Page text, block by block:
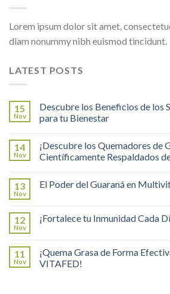
Lorem ipsum dolor sit amet,
diam nonummy nibh euismod tincidunt.
LATEST POSTS
15
Nov
Descubre los Beneficios de los
para tu Bienestar
14
Nov
¡Descubre los Quemadores de
Científicamente Respaldados
13
Nov
El Poder del Guaraná en
12
Nov
¡Fortalece tu Inmunidad Cada
11
Nov
¡Quema Grasa de Forma
VITAFED!